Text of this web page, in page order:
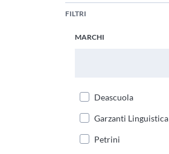
FILTRI
MARCHI
Deascuola
Garzanti Linguistica
Petrini